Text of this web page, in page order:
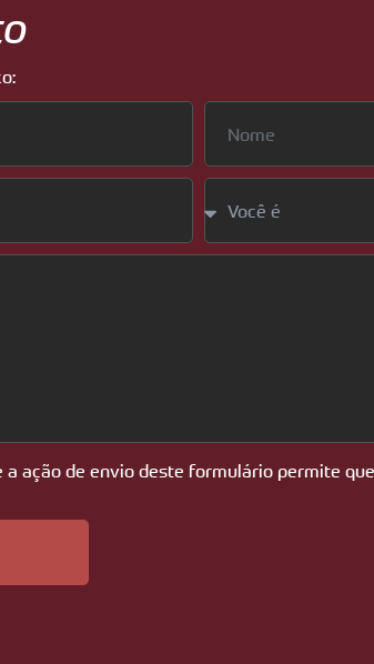
ação de envio deste formulário permite